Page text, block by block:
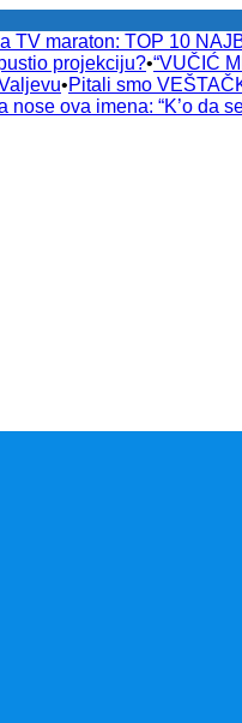
TV maraton: TOP 10
projekciju?•“VUČIĆ
•Pitali smo
ova imena: “K’o da